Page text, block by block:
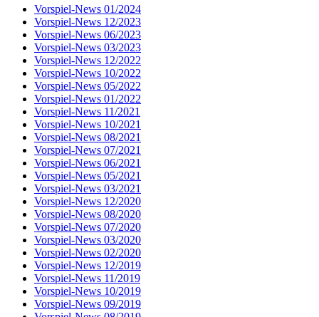
Vorspiel-News 01/2024
Vorspiel-News 12/2023
Vorspiel-News 06/2023
Vorspiel-News 03/2023
Vorspiel-News 12/2022
Vorspiel-News 10/2022
Vorspiel-News 05/2022
Vorspiel-News 01/2022
Vorspiel-News 11/2021
Vorspiel-News 10/2021
Vorspiel-News 08/2021
Vorspiel-News 07/2021
Vorspiel-News 06/2021
Vorspiel-News 05/2021
Vorspiel-News 03/2021
Vorspiel-News 12/2020
Vorspiel-News 08/2020
Vorspiel-News 07/2020
Vorspiel-News 03/2020
Vorspiel-News 02/2020
Vorspiel-News 12/2019
Vorspiel-News 11/2019
Vorspiel-News 10/2019
Vorspiel-News 09/2019